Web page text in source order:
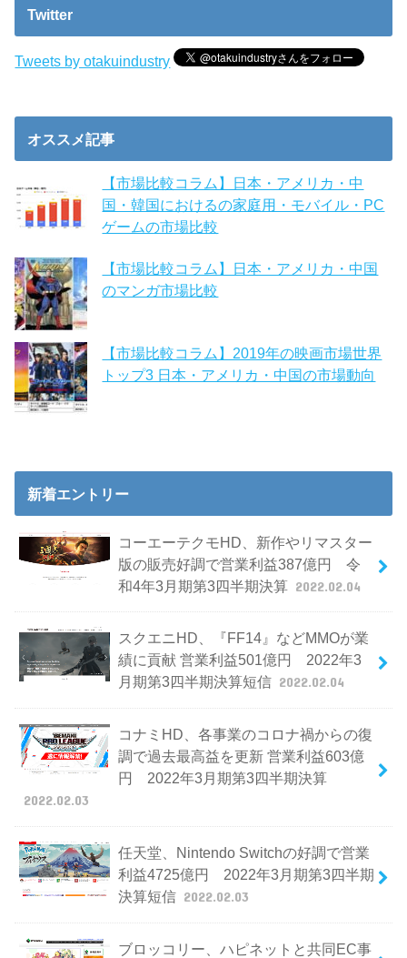
Twitter
Tweets by otakuindustry
オススメ記事
【市場比較コラム】日本・アメリカ・中
国・韓国におけるの家庭用・モバイル・PC
ゲームの市場比較
【市場比較コラム】日本・アメリカ・中国
のマンガ市場比較
【市場比較コラム】2019年の映画市場世界
トップ3 日本・アメリカ・中国の市場動向
新着エントリー
コーエーテクモHD、新作やリマスター
版の販売好調で営業利益387億円 令
和4年3月期第3四半期決算 2022.02.04
スクエニHD、『FF14』などMMOが業
績に貢献 営業利益501億円 2022年3
月期第3四半期決算短信 2022.02.04
コナミHD、各事業のコロナ禍からの復
調で過去最高益を更新 営業利益603億
円 2022年3月期第3四半期決算
2022.02.03
任天堂、Nintendo Switchの好調で営業
利益4725億円 2022年3月期第3四半期
決算短信 2022.02.03
ブロッコリー、ハピネットと共同EC事